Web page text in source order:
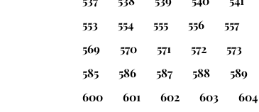
553
554 555 556 557
569
570 571 572 573
585
586 587 588 589
600
601 602 603 604